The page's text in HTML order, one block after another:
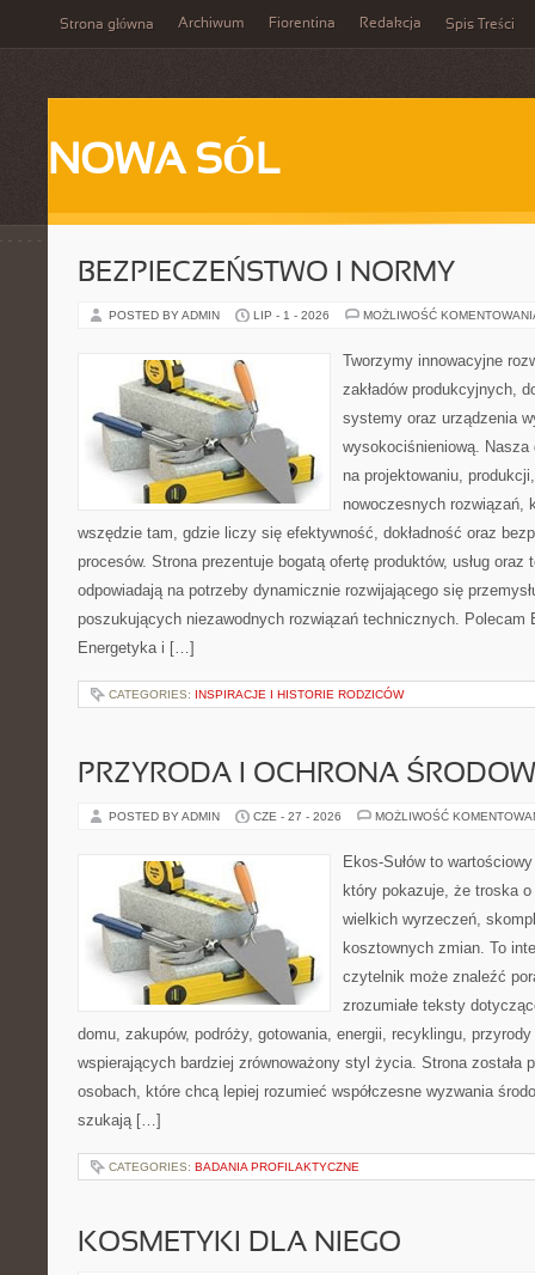
Strona główna Archiwum Fiorentina Redakcja Spis Treści
NOWA SÓL
BEZPIECZEŃSTWO I NORMY
POSTED BY ADMIN LIP - 1 - 2026 MOŻLIWOŚĆ
Tworzymy innowacyjne
zakładów produkcyjnych,
systemy oraz urządzenia
wysokociśnieniową. Nasza
na projektowaniu,
nowoczesnych rozwiązań,
wszędzie tam, gdzie liczy się efektywność, dokładność oraz
procesów. Strona prezentuje bogatą ofertę produktów, usług oraz
odpowiadają na potrzeby dynamicznie rozwijającego się
poszukujących niezawodnych rozwiązań technicznych. Polecam
Energetyka i […]
CATEGORIES: INSPIRACJE I HISTORIE RODZICÓW
PRZYRODA I OCHRONA
POSTED BY ADMIN CZE - 27 - 2026 MOŻLIWOŚĆ
Ekos-Sułów to
który pokazuje, że troska
wielkich wyrzeczeń,
kosztownych zmian. To
czytelnik może znaleźć
zrozumiałe teksty
domu, zakupów, podróży, gotowania, energii, recyklingu,
wspierających bardziej zrównoważony styl życia. Strona została
osobach, które chcą lepiej rozumieć współczesne wyzwania
szukają […]
CATEGORIES: BADANIA PROFILAKTYCZNE
KOSMETYKI DLA NIEGO